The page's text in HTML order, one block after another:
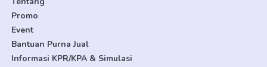
Promo
Event
Bantuan Purna Jual
Informasi KPR/KPA & Simulasi